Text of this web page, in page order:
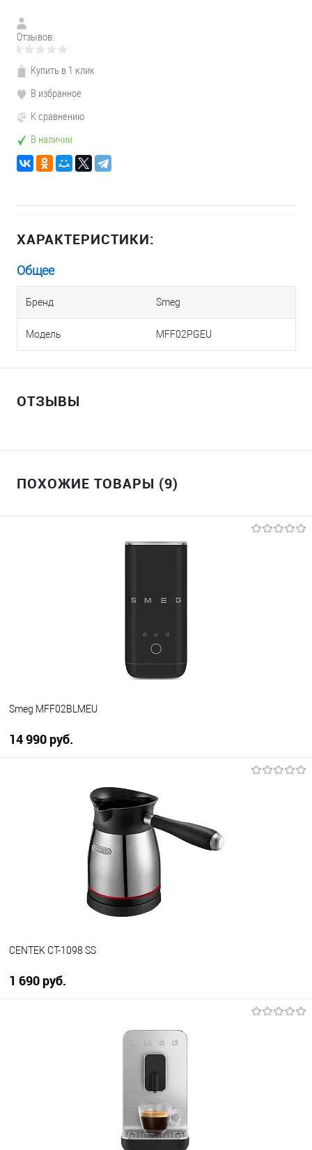
Отзывов:
Купить в 1 клик
В избранное
К сравнению
В наличии
ХАРАКТЕРИСТИКИ:
Общее
Бренд Smeg
Модель MFF02PGEU
ОТЗЫВЫ
ПОХОЖИЕ ТОВАРЫ (9)
Smeg MFF02BLMEU
14 990 руб.
CENTEK CT-1098 SS
1 690 руб.